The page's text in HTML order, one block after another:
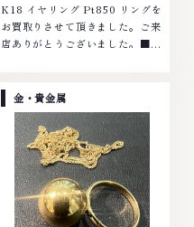
K18 イヤリング Pt850 リングを
お買取りさせて頂きました。ご来
店ありがとうございました。■地
衣類 お酒買取りのことなら、お
任せくださいなかでも金・プラチ
ナ等のアクセサリー・貴金属・宝
石・ダイヤモンド・ジュエリーや
ブランド品・時計等は特に自信を
持って、高額査定を実現しており
ます。 古くて使わなくなってし
まったアクセサリー、動かなくな
金・貴金属